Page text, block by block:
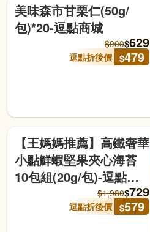
美味森市甘栗仁(50g/
包)*20-逗點商城
$900$629
逗點折後價 $479
【王媽媽推薦】高鐵奢華
小點鮮蝦堅果夾心海苔
10包組(20g/包)-逗點商
$1,980$729
逗點折後價 $579